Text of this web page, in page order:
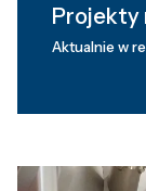
Projekty
Aktualnie w